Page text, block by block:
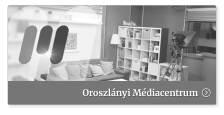
Oroszlányi Médiacentrum